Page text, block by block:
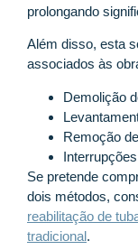
prolongando
Além disso, esta
associados às
Demolição
Remoção
Se pretende
dois métodos,
reabilitação de
tradicional.